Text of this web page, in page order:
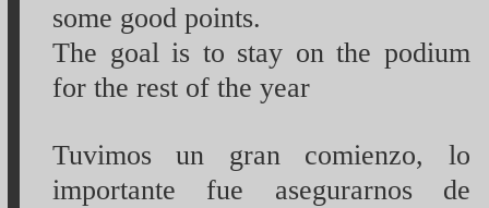
some good points.
The goal is to stay on the podium
for the rest of the year
Tuvimos un gran comienzo, lo
importante fue asegurarnos de